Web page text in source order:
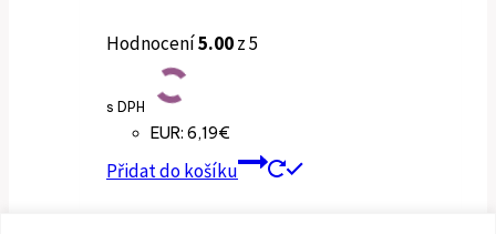
Hodnocení5.00z 5
s DPH
EUR: 6,19€
Přidat do košíku